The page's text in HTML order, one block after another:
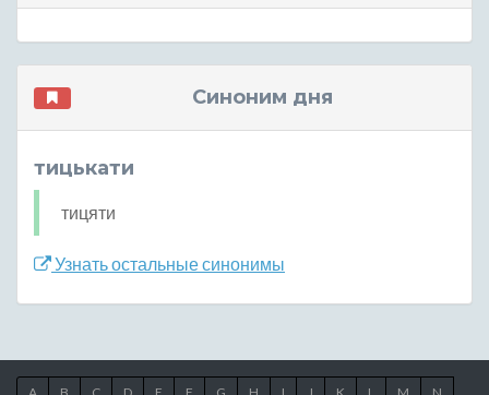
Синоним дня
тицькати
тицяти
Узнать остальные синонимы